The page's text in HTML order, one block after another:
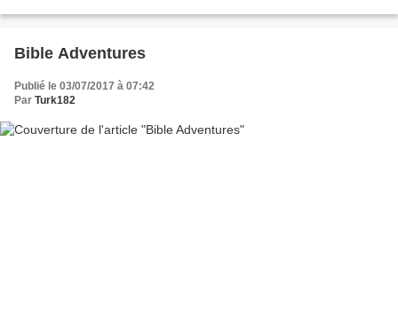
Bible Adventures
Publié le 03/07/2017 à 07:42
Par Turk182